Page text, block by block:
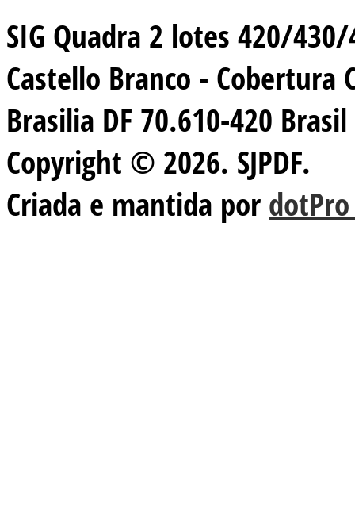
SIG Quadra 2 lotes 420/
Castello Branco - Cobertura
Brasilia DF 70.610-420 Brasil
Copyright © 2026. SJPDF.
Criada e mantida por